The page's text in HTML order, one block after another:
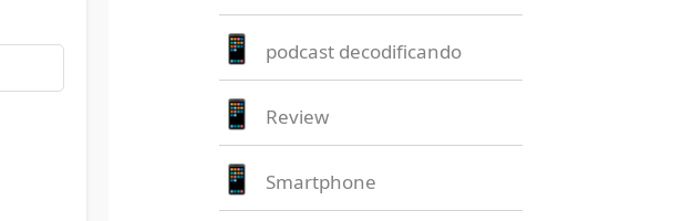
podcast decodificando
Review
Smartphone